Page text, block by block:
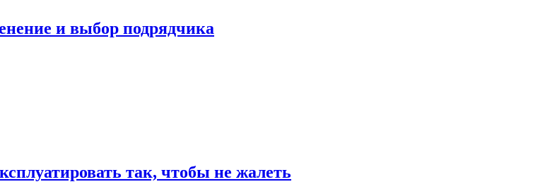
и выбор подрядчика
так, чтобы не жалеть